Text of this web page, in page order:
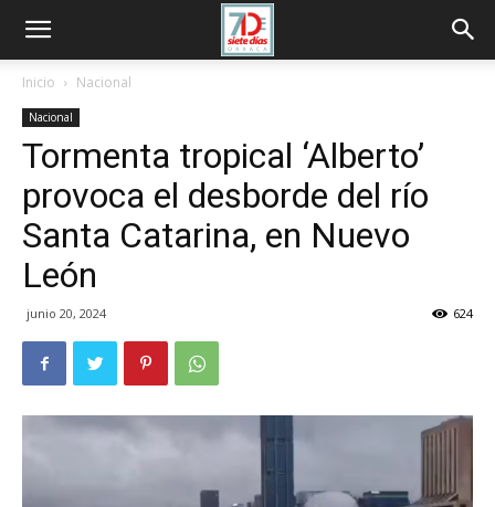
Inicio Nacional
Nacional
Tormenta tropical ‘Alberto’
provoca el desborde del río
Santa Catarina, en Nuevo
León
junio 20, 2024 624